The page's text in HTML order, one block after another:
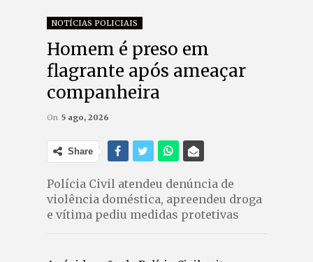
NOTÍCIAS POLICIAIS
Homem é preso em
flagrante após ameaçar
companheira
On 5 ago, 2026
Share
Polícia Civil atendeu denúncia de
violência doméstica, apreendeu droga
e vítima pediu medidas protetivas